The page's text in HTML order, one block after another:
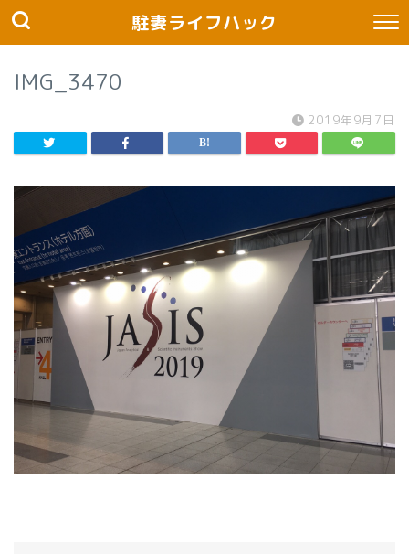
駐妻ライフハック
IMG_3470
2019年9月7日